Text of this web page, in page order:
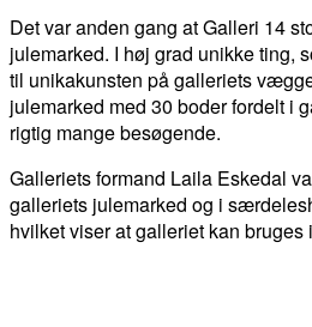
Det var anden gang at Galleri 14
julemarked. I høj grad unikke ting,
til unikakunsten på galleriets
julemarked med 30 boder fordelt i
rigtig mange besøgende.
Galleriets formand Laila Eskedal
galleriets julemarked og i
hvilket viser at galleriet kan